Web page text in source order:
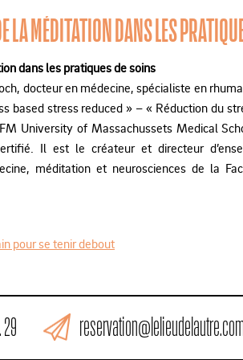
LA MÉDITATION DANS LES
dans les pratiques de soins
docteur en médecine, spécialiste en
based stress reduced » – « Réduction du
University of Massachussets Medical
Il est le créateur et directeur
méditation et neurosciences de la
pour se tenir debout
29